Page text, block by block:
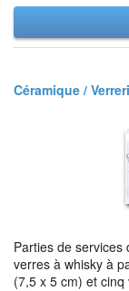
Céramique /
Parties de
verres à whisky à
(7,5 x 5 cm) et